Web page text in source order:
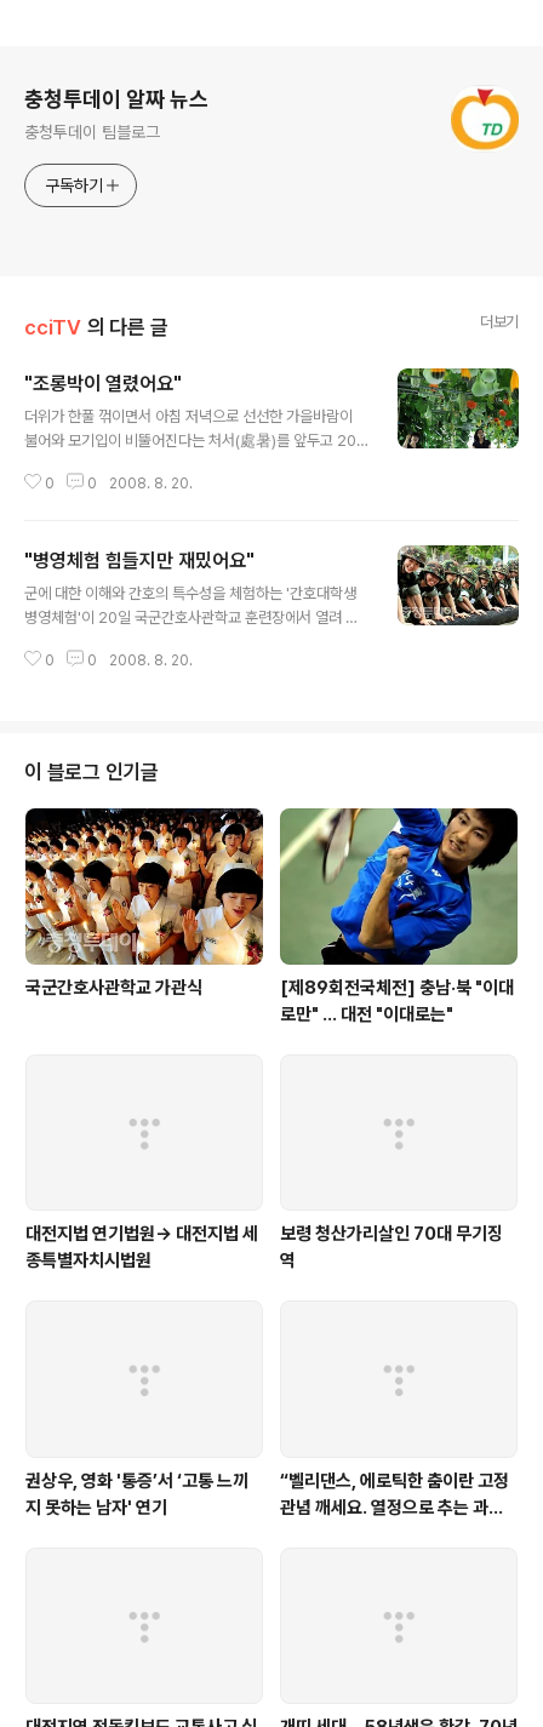
충청투데이 알짜 뉴스
충청투데이 팀블로그
구독하기
cciTV 의 다른 글 더보기
"조롱박이 열렸어요"
더위가 한풀 꺾이면서 아침 저녁으로 선선한 가을바람이
불어와 모기입이 비뚤어진다는 처서(處暑)를 앞두고 20
들이 주렁주렁 매달린 조롱박을 보며 신기해 하고 있다. 전
0 0 2008. 8. 20.
"병영체험 힘들지만 재밌어요"
군에 대한 이해와 간호의 특수성을 체험하는 '간호대학생
병영체험'이 20일 국군간호사관학교 훈련장에서 열려 참
자 yongdsc@cctoday.co.kr ☞동영상 cctoday.co.
0 0 2008. 8. 20.
이 블로그 인기글
국군간호사관학교 가관식
[제89회전국체전] 충남·북 "이대
로만" … 대전 "이대로는"
대전지법 연기법원→ 대전지법 세
종특별자치시법원
보령 청산가리살인 70대 무기징
역
권상우, 영화 '통증’서 ‘고통 느끼
지 못하는 남자' 연기
“벨리댄스, 에로틱한 춤이란 고정
관념 깨세요. 열정으로 추는 과학